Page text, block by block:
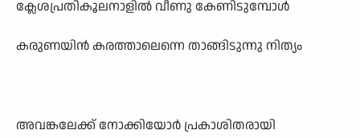
ക്ലേശപ്രതികൂലനാളിൽ വീണു കേണിടുമ്പോൾ
കരുണയിൻ കരത്താലെന്നെ താങ്ങിടുന്നു നിത്യം
അവങ്കലേക്ക് നോക്കിയോർ പ്രകാശിതരായി